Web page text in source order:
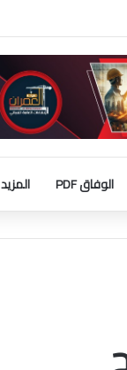
الوفاق PDF المزيد